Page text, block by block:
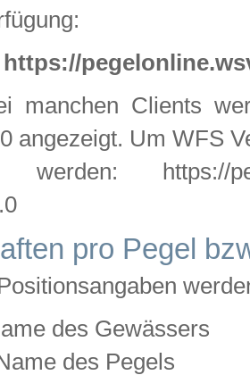
https://
manchen Clients
angezeigt. Um WFS
werden: https://
pro Pegel
des Gewässers
des Pegels